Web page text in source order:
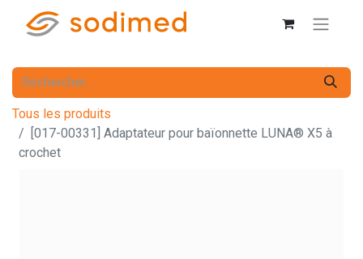
Tous les produits
[017-00331] Adaptateur pour baïonnette LUNA® X5 à
crochet